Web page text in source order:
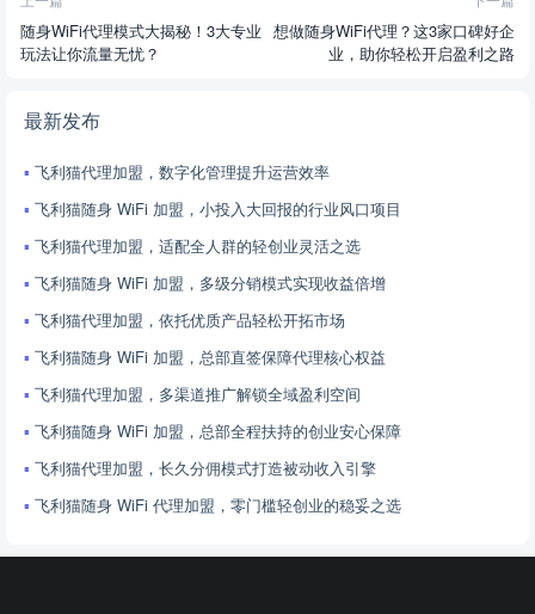
随身WiFi代理模式大揭秘！3大专业
玩法让你流量无忧？
想做随身WiFi代理？这3家口碑好企
业，助你轻松开启盈利之路
最新发布
飞利猫代理加盟，数字化管理提升运营效率
飞利猫随身 WiFi 加盟，小投入大回报的行业风口项目
飞利猫代理加盟，适配全人群的轻创业灵活之选
飞利猫随身 WiFi 加盟，多级分销模式实现收益倍增
飞利猫代理加盟，依托优质产品轻松开拓市场
飞利猫随身 WiFi 加盟，总部直签保障代理核心权益
飞利猫代理加盟，多渠道推广解锁全域盈利空间
飞利猫随身 WiFi 加盟，总部全程扶持的创业安心保障
飞利猫代理加盟，长久分佣模式打造被动收入引擎
飞利猫随身 WiFi 代理加盟，零门槛轻创业的稳妥之选